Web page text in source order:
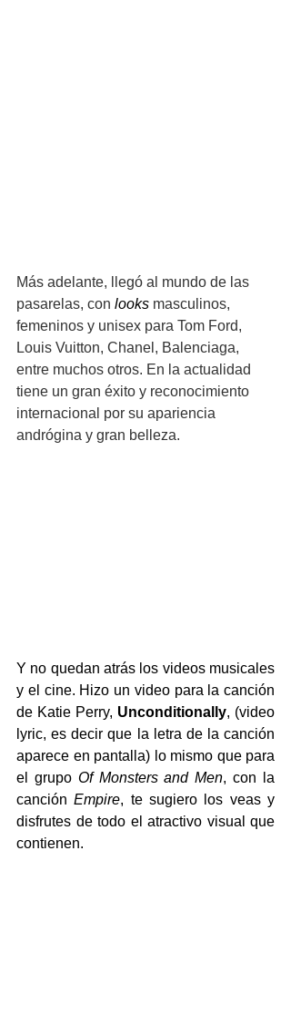
Más adelante, llegó al mundo de las
pasarelas, con looks masculinos,
femeninos y unisex para Tom Ford,
Louis Vuitton, Chanel, Balenciaga,
entre muchos otros. En la actualidad
tiene un gran éxito y reconocimiento
internacional por su apariencia
andrógina y gran belleza.
Y no quedan atrás los videos musicales
y el cine. Hizo un video para la canción
de Katie Perry, Unconditionally, (video
lyric, es decir que la letra de la canción
aparece en pantalla) lo mismo que para
el grupo Of Monsters and Men, con la
canción Empire, te sugiero los veas y
disfrutes de todo el atractivo visual que
contienen.